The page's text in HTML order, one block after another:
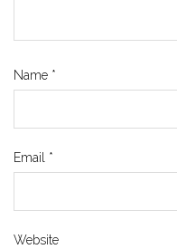
Name *
Email *
Website